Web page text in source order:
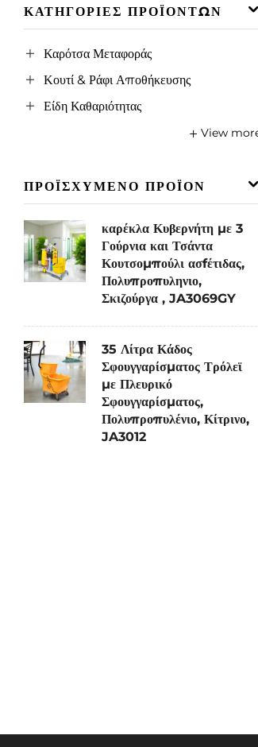
ΚΑΤΗΓΟΡΊΕΣ ΠΡΟΪΌΝΤΩΝ
Καρότσα Μεταφοράς
Κουτί & Ράφι Αποθήκευσης
Είδη Καθαριότητας
View
ΠΡΟΪΣΧΥΜΕΝΟ ΠΡΟΪΟΝ
καρέκλα Κυβερνήτη με 3
Γούρνια και Τσάντα
Κουτσομπούλι ασfέτιδας,
Πολυπροπυληνιο,
Σκιζούργα , JA3069GY
35 Λίτρα Κάδος
Σφουγγαρίσματος Τρόλεϊ
με Πλευρικό
Σφουγγαρίσματος,
Πολυπροπυλένιο, Κίτρινο,
JA3012